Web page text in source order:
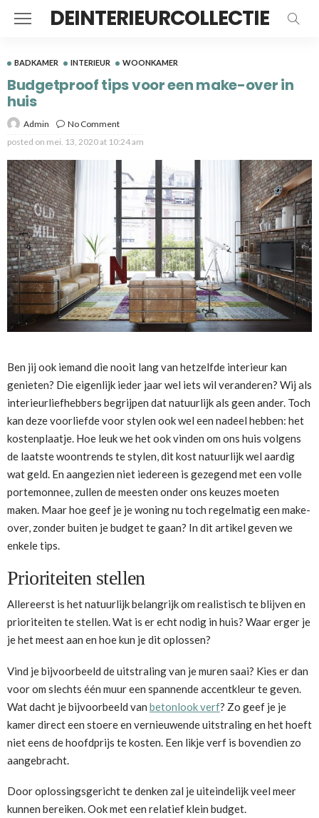
DEINTERIEURCOLLECTIE
BADKAMER INTERIEUR WOONKAMER
Budgetproof tips voor een make-over in
huis
Admin
No Comment
posted on mei. 13, 2020 at 10:24 am
Ben jij ook iemand die nooit lang van hetzelfde interieur kan
genieten? Die eigenlijk ieder jaar wel iets wil veranderen? Wij als
interieurliefhebbers begrijpen dat natuurlijk als geen ander. Toch
kan deze voorliefde voor stylen ook wel een nadeel hebben: het
kostenplaatje. Hoe leuk we het ook vinden om ons huis volgens
de laatste woontrends te stylen, dit kost natuurlijk wel aardig
wat geld. En aangezien niet iedereen is gezegend met een volle
portemonnee, zullen de meesten onder ons keuzes moeten
maken. Maar hoe geef je je woning nu toch regelmatig een make-
over, zonder buiten je budget te gaan? In dit artikel geven we
enkele tips.
Prioriteiten stellen
Allereerst is het natuurlijk belangrijk om realistisch te blijven en
prioriteiten te stellen. Wat is er echt nodig in huis? Waar erger je
je het meest aan en hoe kun je dit oplossen?
Vind je bijvoorbeeld de uitstraling van je muren saai? Kies er dan
voor om slechts één muur een spannende accentkleur te geven.
Wat dacht je bijvoorbeeld van betonlook verf? Zo geef je je
kamer direct een stoere en vernieuwende uitstraling en het hoeft
niet eens de hoofdprijs te kosten. Een likje verf is bovendien zo
aangebracht.
Door oplossingsgericht te denken zal je uiteindelijk veel meer
kunnen bereiken. Ook met een relatief klein budget.